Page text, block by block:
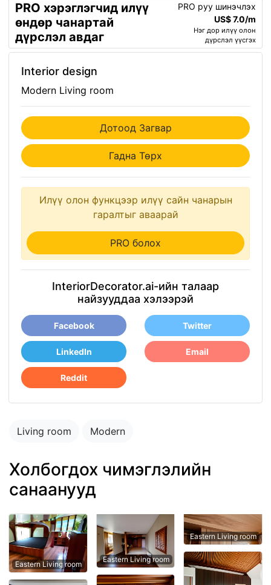
PRO хэрэглэгчид илүү
өндөр чанартай
дүрслэл авдаг
PRO руу шинэчлэх
US$ 7.0/m
Нэг дор илүү олон
дүрслэл үүсгэх
Interior design
Modern Living room
Дотоод Загвар
Гадна Төрх
Илүү олон функцээр илүү сайн чанарын
гаралтыг аваарай
PRO болох
InteriorDecorator.ai-ийн талаар
найзууддаа хэлээрэй
Facebook Twitter
LinkedIn Email
Reddit
Living room Modern
Холбогдох чимэглэлийн
санаанууд
Eastern Living room
Eastern Living room
Eastern Living room